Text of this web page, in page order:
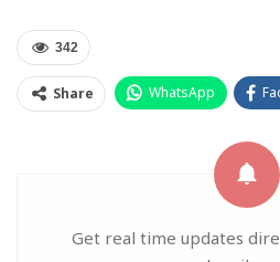
342
Share WhatsApp
Get real time updates